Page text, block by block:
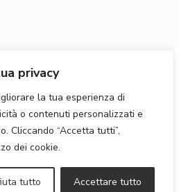
privacy
la tua esperienza di
o contenuti personalizzati e
Cliccando “Accetta tutti”,
dei cookie.
tutto Accettare tutto
Bottega Intreccio